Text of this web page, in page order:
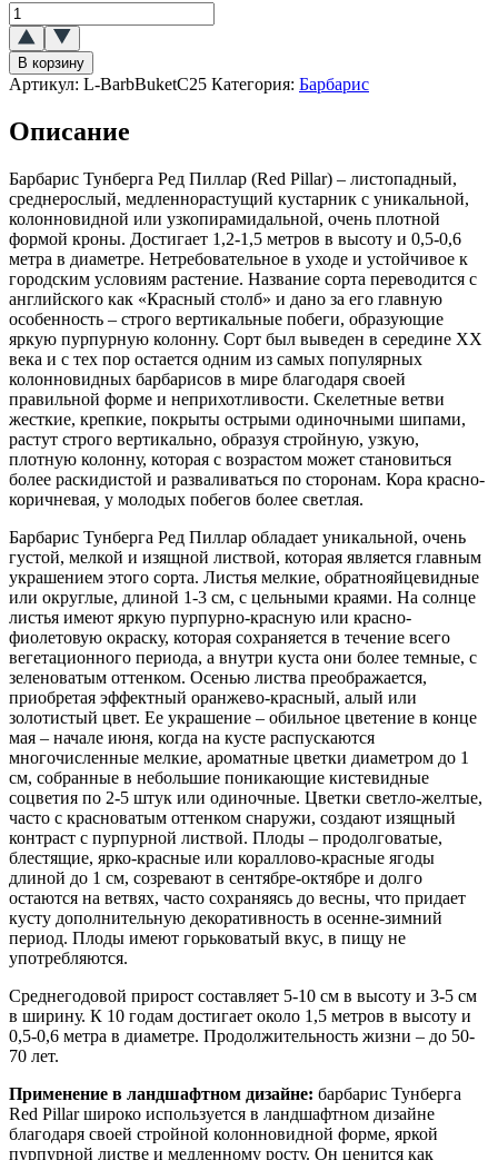
Количество
товара
Барбарис
Тунберга
Ред
(Red
В корзину
Артикул: L-BarbBuketC25 Категория: Барбарис
Описание
Барбарис Тунберга Ред Пиллар (Red Pillar) – листопадный,
среднерослый, медленнорастущий кустарник с уникальной,
колонновидной или узкопирамидальной, очень плотной
формой кроны. Достигает 1,2-1,5 метров в высоту и 0,5-0,6
метра в диаметре. Нетребовательное в уходе и устойчивое к
городским условиям растение. Название сорта переводится с
английского как «Красный столб» и дано за его главную
особенность – строго вертикальные побеги, образующие
яркую пурпурную колонну. Сорт был выведен в середине XX
века и с тех пор остается одним из самых популярных
колонновидных барбарисов в мире благодаря своей
правильной форме и неприхотливости. Скелетные ветви
жесткие, крепкие, покрыты острыми одиночными шипами,
растут строго вертикально, образуя стройную, узкую,
плотную колонну, которая с возрастом может становиться
более раскидистой и разваливаться по сторонам. Кора красно-
коричневая, у молодых побегов более светлая.
Барбарис Тунберга Ред Пиллар обладает уникальной, очень
густой, мелкой и изящной листвой, которая является главным
украшением этого сорта. Листья мелкие, обратнояйцевидные
или округлые, длиной 1-3 см, с цельными краями. На солнце
листья имеют яркую пурпурно-красную или красно-
фиолетовую окраску, которая сохраняется в течение всего
вегетационного периода, а внутри куста они более темные, с
зеленоватым оттенком. Осенью листва преображается,
приобретая эффектный оранжево-красный, алый или
золотистый цвет. Ее украшение – обильное цветение в конце
мая – начале июня, когда на кусте распускаются
многочисленные мелкие, ароматные цветки диаметром до 1
см, собранные в небольшие поникающие кистевидные
соцветия по 2-5 штук или одиночные. Цветки светло-желтые,
часто с красноватым оттенком снаружи, создают изящный
контраст с пурпурной листвой. Плоды – продолговатые,
блестящие, ярко-красные или кораллово-красные ягоды
длиной до 1 см, созревают в сентябре-октябре и долго
остаются на ветвях, часто сохраняясь до весны, что придает
кусту дополнительную декоративность в осенне-зимний
период. Плоды имеют горьковатый вкус, в пищу не
употребляются.
Среднегодовой прирост составляет 5-10 см в высоту и 3-5 см
в ширину. К 10 годам достигает около 1,5 метров в высоту и
0,5-0,6 метра в диаметре. Продолжительность жизни – до 50-
70 лет.
Применение в ландшафтном дизайне: барбарис Тунберга
Red Pillar широко используется в ландшафтном дизайне
благодаря своей стройной колонновидной форме, яркой
пурпурной листве и медленному росту. Он ценится как